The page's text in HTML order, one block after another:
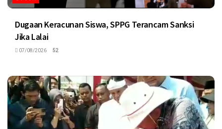
Dugaan Keracunan Siswa, SPPG Terancam Sanksi
Jika Lalai
07/08/2026 52